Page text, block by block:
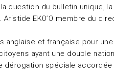
question du bulletin unique,
Aristide EKO’O membre du
anglaise et française pour
ayant une double
dérogation spéciale